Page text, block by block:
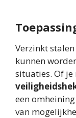
Verzinkt
kunnen
situaties. Of je
een
van